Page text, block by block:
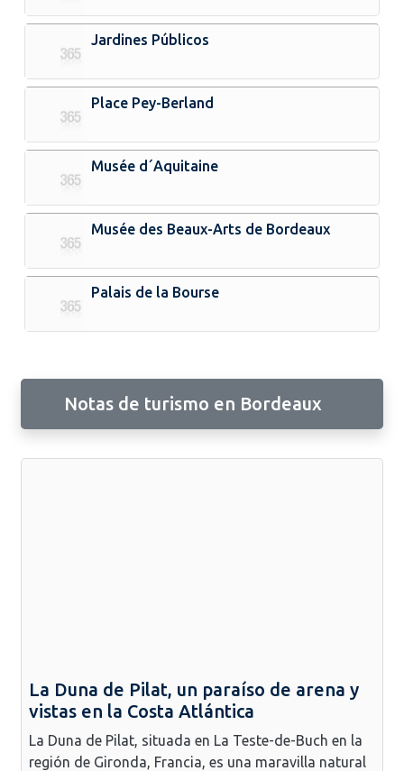
Jardines Públicos
Place Pey-Berland
Musée d´Aquitaine
Musée des Beaux-Arts de Bordeaux
Palais de la Bourse
Notas de turismo en Bordeaux
La Duna de Pilat, un paraíso de arena y
vistas en la Costa Atlántica
La Duna de Pilat, situada en La Teste-de-Buch en la
región de Gironda, Francia, es una maravilla natural